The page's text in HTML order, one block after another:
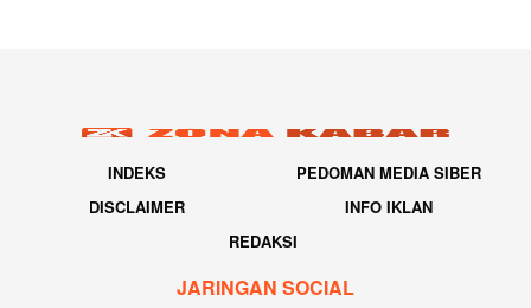
INDEKS
PEDOMAN MEDIA SIBER
DISCLAIMER
INFO IKLAN
REDAKSI
JARINGAN SOCIAL